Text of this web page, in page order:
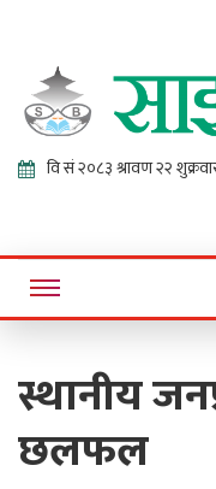
Online News Portal
स्थानीय
छलफल